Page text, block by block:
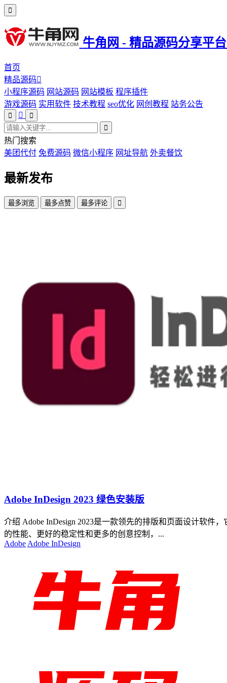
牛角网 - 精品源码分享平
首页
精品源码
小程序源码 网站源码 网站模板 程序插件
游戏源码 实用软件 技术教程 seo优化 网创教程 站务公告
热门搜索
美团代付 免费源码 微信小程序 网址导航 外卖餐饮
最新发布
最多浏览 最多点赞 最多评论
Adobe InDesign 2023 绿色安装版
介绍 Adobe InDesign 2023是一款领先的排版和页面设计软件
的性能、更好的稳定性和更多的创意控制，...
Adobe Adobe InDesign